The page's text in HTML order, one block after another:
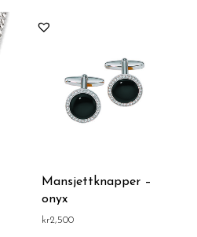
Mansjettknapper –
onyx
kr2,500